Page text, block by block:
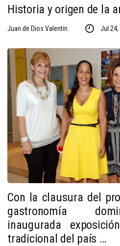
Historia y origen de la
Juan de Dios Valentin Jul 24,
Con la clausura del
gastronomía
inaugurada
tradicional del país …